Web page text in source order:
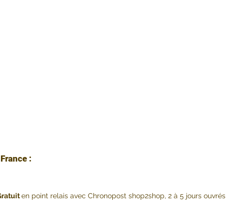
:
en point relais avec Chronopost shop2shop, 2 à 5 jours ouvrés